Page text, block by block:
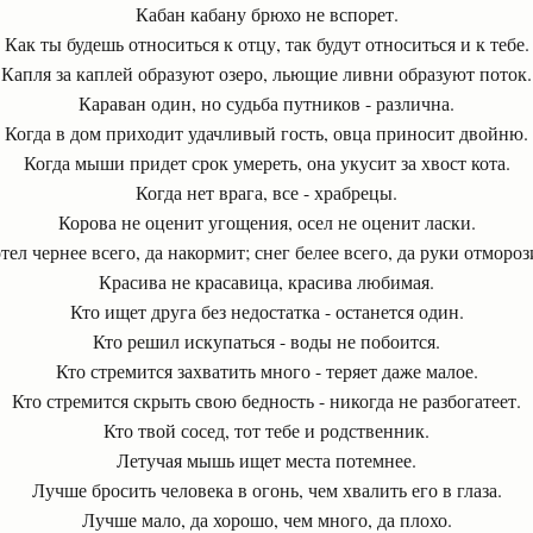
Кабан кабану брюхо не вспорет.
Как ты будешь относиться к отцу, так будут относиться и к тебе.
Капля за каплей образуют озеро, льющие ливни образуют поток.
Караван один, но судьба путников - различна.
Когда в дом приходит удачливый гость, овца приносит двойню.
Когда мыши придет срок умереть, она укусит за хвост кота.
Когда нет врага, все - храбрецы.
Корова не оценит угощения, осел не оценит ласки.
чернее всего, да накормит; снег белее всего, да руки
Красива не красавица, красива любимая.
Кто ищет друга без недостатка - останется один.
Кто решил искупаться - воды не побоится.
Кто стремится захватить много - теряет даже малое.
Кто стремится скрыть свою бедность - никогда не разбогатеет.
Кто твой сосед, тот тебе и родственник.
Летучая мышь ищет места потемнее.
Лучше бросить человека в огонь, чем хвалить его в глаза.
Лучше мало, да хорошо, чем много, да плохо.